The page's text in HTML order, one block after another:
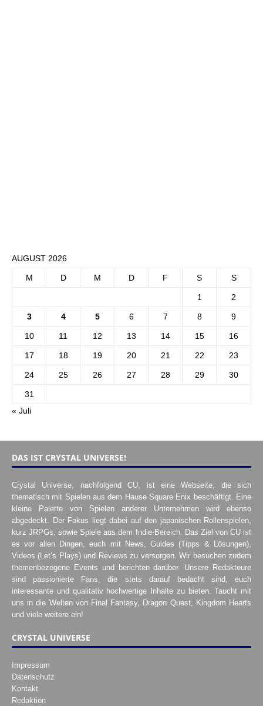
AUGUST 2026
M D M D F S S
1 2
3 4 5 6 7 8 9
10 11 12 13 14 15 16
17 18 19 20 21 22 23
24 25 26 27 28 29 30
31
« Juli
DAS IST CRYSTAL UNIVERSE!
Crystal Universe, nachfolgend CU, ist eine Webseite, die sich
thematisch mit Spielen aus dem Hause Square Enix beschäftigt. Eine
kleine Palette von Spielen anderer Unternehmen wird ebenso
abgedeckt. Der Fokus liegt dabei auf den japanischen Rollenspielen,
kurz JRPGs, sowie Spiele aus dem Indie-Bereich. Das Ziel von CU ist
es vor allen Dingen, euch mit News, Guides (Tipps & Lösungen),
Videos (Let’s Plays) und Reviews zu versorgen. Wir besuchen zudem
themenbezogene Events und berichten darüber. Unsere Redakteure
sind passionierte Fans, die stets darauf bedacht sind, euch
interessante und qualitativ hochwertige Inhalte zu bieten. Taucht mit
uns in die Welten von Final Fantasy, Dragon Quest, Kingdom Hearts
und viele weitere ein!
CRYSTAL UNIVERSE
Impressum
Datenschutz
Kontakt
Redaktion